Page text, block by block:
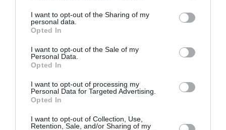
I want to opt-out of the Sharing of my
personal data.
Opted In
I want to opt-out of the Sale of my
Personal Data.
Opted In
I want to opt-out of processing my
Personal Data for Targeted Advertising.
Opted In
I want to opt-out of Collection, Use,
Retention, Sale, and/or Sharing of my
Las plantas de Mano de Buda necesitan riegos regulares
especialmente en primavera y verano con temperaturas
altas, no resisten la sequía, hay que disminuir los riegos
en otoño a medida que las temperaturas bajen, en
invierno distanciar los riegos especialmente en las
plantas cultivadas directamente en el suelo del jardin.